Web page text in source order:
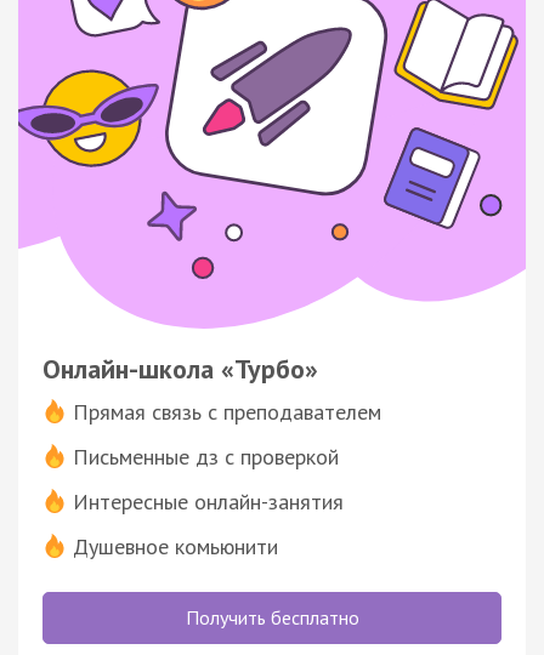
Онлайн-школа «Турбо»
Прямая связь с преподавателем
Письменные дз с проверкой
Интересные онлайн-занятия
Душевное комьюнити
Получить бесплатно